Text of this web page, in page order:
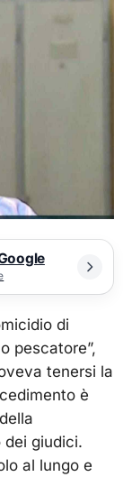
di
pescatore”,
tenersi la
è
giudici.
al lungo e